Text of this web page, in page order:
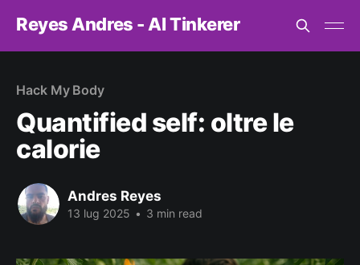
Reyes Andres - AI Tinkerer
Hack My Body
Quantified self: oltre le
calorie
Andres Reyes
13 lug 2025 • 3 min read